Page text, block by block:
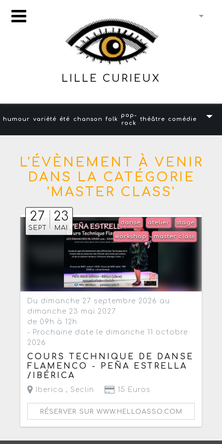
LILLE CURIEUX
humour variété été chanson folk
pop-
rock
théâtre comédie
L'ÉVÈNEMENT À VENIR
DANS LA CATÉGORIE
'MASTER CLASS'
27
SEPT
23
MAI
stage
atelier
danse
master class
workshop
Du dimanche 27 septembre 2026 au
dimanche 23 mai 2027
de 09h à 12h
- Prochaine date le dimanche 11 octobre
2026
COURS TECHNIQUE DE DANSE
FLAMENCO - PEÑA ESTRELLA
/IBÉRICA
Iberica , Seclin 15 Euros
RÉSERVER SUR WWW.HELLOASSO.COM